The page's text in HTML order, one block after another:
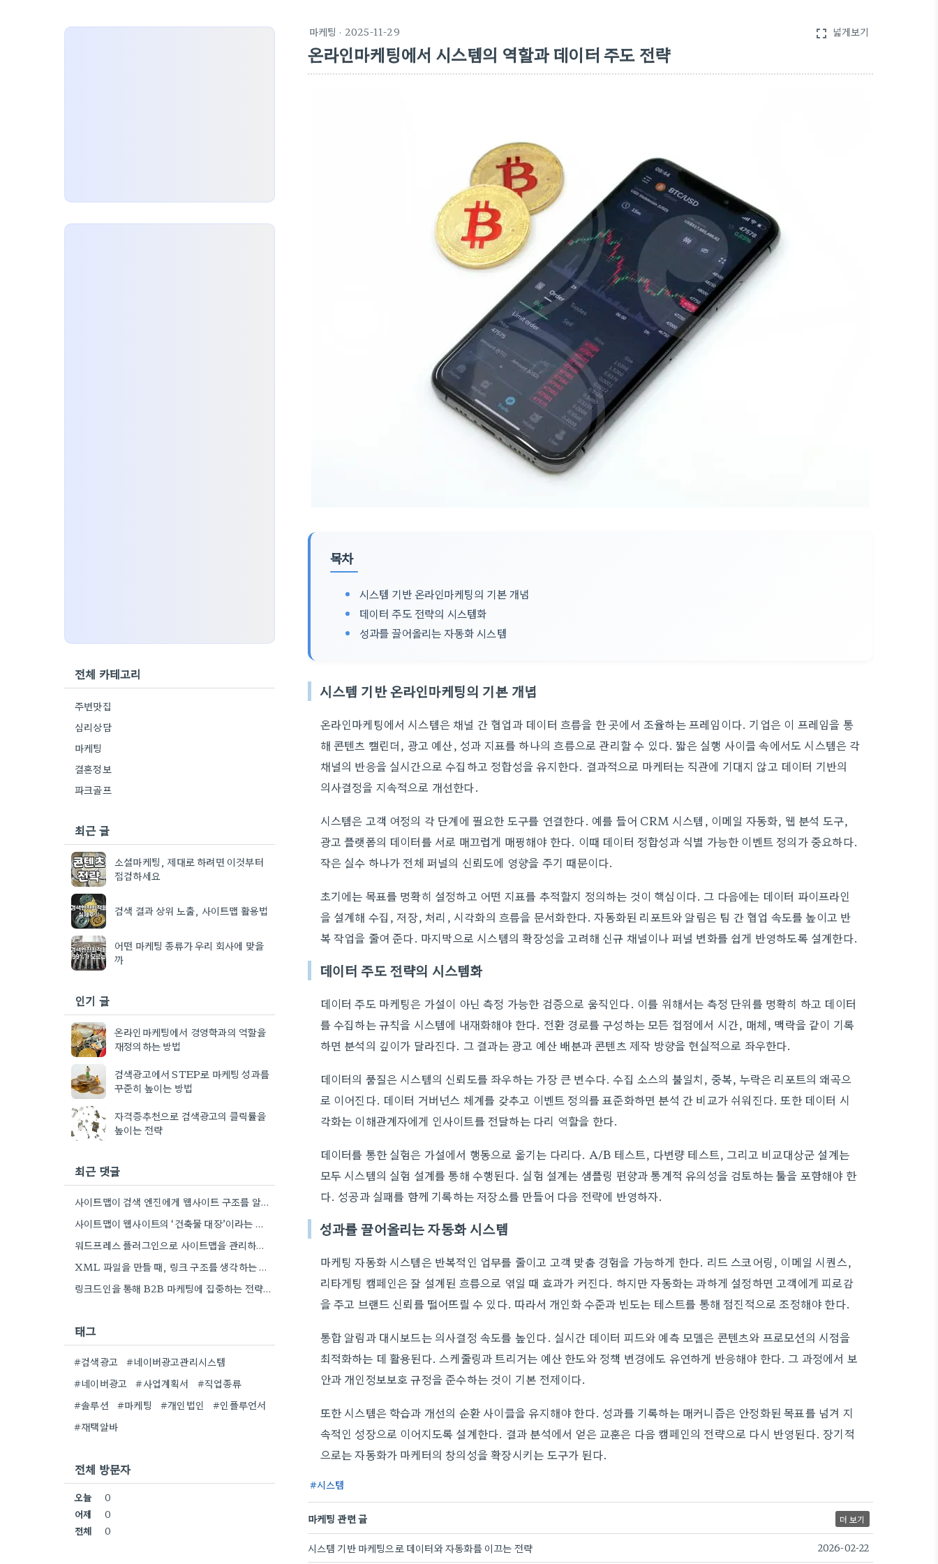
마케팅 · 2025-11-29 fullscreen 넓게보기
온라인마케팅에서 시스템의 역할과 데이터 주도 전략
목차
시스템 기반 온라인마케팅의 기본 개념
데이터 주도 전략의 시스템화
성과를 끌어올리는 자동화 시스템
시스템 기반 온라인마케팅의 기본 개념
온라인마케팅에서 시스템은 채널 간 협업과 데이터 흐름을 한 곳에서 조율하는 프레임이다. 기업은 이 프레임을 통
해 콘텐츠 캘린더, 광고 예산, 성과 지표를 하나의 흐름으로 관리할 수 있다. 짧은 실행 사이클 속에서도 시스템은 각
채널의 반응을 실시간으로 수집하고 정합성을 유지한다. 결과적으로 마케터는 직관에 기대지 않고 데이터 기반의
의사결정을 지속적으로 개선한다.
시스템은 고객 여정의 각 단계에 필요한 도구를 연결한다. 예를 들어 CRM 시스템, 이메일 자동화, 웹 분석 도구,
광고 플랫폼의 데이터를 서로 매끄럽게 매핑해야 한다. 이때 데이터 정합성과 식별 가능한 이벤트 정의가 중요하다.
작은 실수 하나가 전체 퍼널의 신뢰도에 영향을 주기 때문이다.
초기에는 목표를 명확히 설정하고 어떤 지표를 추적할지 정의하는 것이 핵심이다. 그 다음에는 데이터 파이프라인
을 설계해 수집, 저장, 처리, 시각화의 흐름을 문서화한다. 자동화된 리포트와 알림은 팀 간 협업 속도를 높이고 반
복 작업을 줄여 준다. 마지막으로 시스템의 확장성을 고려해 신규 채널이나 퍼널 변화를 쉽게 반영하도록 설계한다.
데이터 주도 전략의 시스템화
데이터 주도 마케팅은 가설이 아닌 측정 가능한 검증으로 움직인다. 이를 위해서는 측정 단위를 명확히 하고 데이터
를 수집하는 규칙을 시스템에 내재화해야 한다. 전환 경로를 구성하는 모든 접점에서 시간, 매체, 맥락을 같이 기록
하면 분석의 깊이가 달라진다. 그 결과는 광고 예산 배분과 콘텐츠 제작 방향을 현실적으로 좌우한다.
데이터의 품질은 시스템의 신뢰도를 좌우하는 가장 큰 변수다. 수집 소스의 불일치, 중복, 누락은 리포트의 왜곡으
로 이어진다. 데이터 거버넌스 체계를 갖추고 이벤트 정의를 표준화하면 분석 간 비교가 쉬워진다. 또한 데이터 시
각화는 이해관계자에게 인사이트를 전달하는 다리 역할을 한다.
데이터를 통한 실험은 가설에서 행동으로 옮기는 다리다. A/B 테스트, 다변량 테스트, 그리고 비교대상군 설계는
모두 시스템의 실험 설계를 통해 수행된다. 실험 설계는 샘플링 편향과 통계적 유의성을 검토하는 툴을 포함해야 한
다. 성공과 실패를 함께 기록하는 저장소를 만들어 다음 전략에 반영하자.
성과를 끌어올리는 자동화 시스템
마케팅 자동화 시스템은 반복적인 업무를 줄이고 고객 맞춤 경험을 가능하게 한다. 리드 스코어링, 이메일 시퀀스,
리타게팅 캠페인은 잘 설계된 흐름으로 엮일 때 효과가 커진다. 하지만 자동화는 과하게 설정하면 고객에게 피로감
을 주고 브랜드 신뢰를 떨어뜨릴 수 있다. 따라서 개인화 수준과 빈도는 테스트를 통해 점진적으로 조정해야 한다.
통합 알림과 대시보드는 의사결정 속도를 높인다. 실시간 데이터 피드와 예측 모델은 콘텐츠와 프로모션의 시점을
최적화하는 데 활용된다. 스케줄링과 트리거는 예산 한도와 정책 변경에도 유연하게 반응해야 한다. 그 과정에서 보
안과 개인정보보호 규정을 준수하는 것이 기본 전제이다.
또한 시스템은 학습과 개선의 순환 사이클을 유지해야 한다. 성과를 기록하는 매커니즘은 안정화된 목표를 넘겨 지
속적인 성장으로 이어지도록 설계한다. 결과 분석에서 얻은 교훈은 다음 캠페인의 전략으로 다시 반영된다. 장기적
으로는 자동화가 마케터의 창의성을 확장시키는 도구가 된다.
시스템
마케팅 관련 글 더 보기
시스템 기반 마케팅으로 데이터와 자동화를 이끄는 전략 2026-02-22
전체 카테고리
주변맛집
심리상담
마케팅
결혼정보
파크골프
최근 글
소셜마케팅, 제대로 하려면 이것부터
점검하세요
검색 결과 상위 노출, 사이트맵 활용법
어떤 마케팅 종류가 우리 회사에 맞을
까
인기 글
온라인마케팅에서 경영학과의 역할을
재정의하는 방법
검색광고에서 STEP로 마케팅 성과를
꾸준히 높이는 방법
자격증추천으로 검색광고의 클릭률을
높이는 전략
최근 댓글
사이트맵이 검색 엔진에게 웹사이트 구조를 알려주는 방식이 흥미롭네요. 특히, CMS 플러그인을 통해 자동으로 관리하는 부분은…
사이트맵이 웹사이트의 ‘건축물 대장’이라는 비유가 정말 와닿네요. 구조화된 정보 제공이 SEO에 얼마나 중요한지 다시 한번…
워드프레스 플러그인으로 사이트맵을 관리하는 건 정말 편해요. 제가 Rank Math를 사용하는데, 페이지 변경 후 자동으로…
XML 파일을 만들 때, 링크 구조를 생각하는 게 중요하더라고요. 특히 페이지 간 연결을 잘 짜는…
링크드인을 통해 B2B 마케팅에 집중하는 전략이 특히 흥미로워요. 저희 회사도 유사한 솔루션을 제공하다 보니, 네트워크…
태그
#검색광고
#네이버광고관리시스템
#네이버광고
#사업계획서
#직업종류
#솔루션
#마케팅 #개인법인
#인플루언서
#재택알바
전체 방문자
오늘
0
어제
0
전체
0